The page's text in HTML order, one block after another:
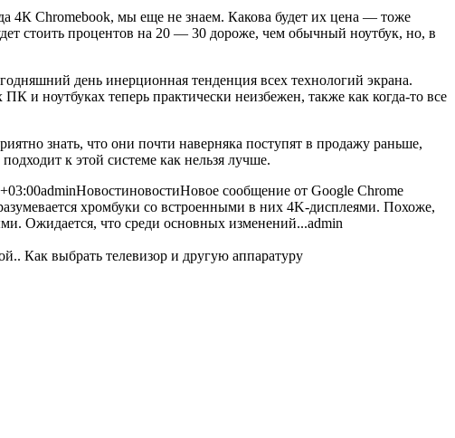
4К Chromebook, мы еще не знаем. Какова будет их цена — тоже
стоить процентов на 20 — 30 дороже, чем обычный ноутбук, но, в
день инерционная тенденция всех технологий экрана.
и ноутбуках теперь практически неизбежен, также как когда-то все
знать, что они почти наверняка поступят в продажу раньше,
к этой системе как нельзя лучше.
adminНовостиновостиНовое сообщение от Google Chrome
хромбуки со встроенными в них 4K-дисплеями. Похоже,
Ожидается, что среди основных изменений...admin